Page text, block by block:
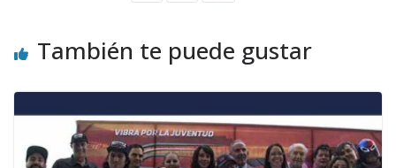
También te puede gustar